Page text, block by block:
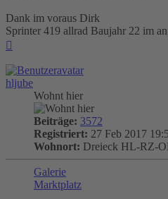
Dank im voraus Dirk
Sprinter 419 allrad Baujahr 22 im
hljube
Wohnt hier
Beiträge: 3572
Registriert: 27 Feb 2017
Wohnort: Dreieck HL-RZ-
Galerie
Marktplatz